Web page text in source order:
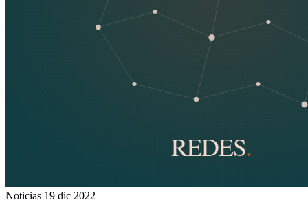
Noticias 19 dic 2022